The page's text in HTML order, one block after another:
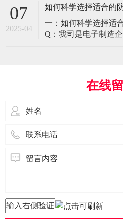
环境特殊性对防静电
疗影像环境的特殊需求 电磁兼容性要
MRI室需完全无磁：
07
2025-04
如何科学选择适合的
一：如何科学选择适
Q：我司是电子制造
用场景、技术指标及
量。作为深耕行业多
在线